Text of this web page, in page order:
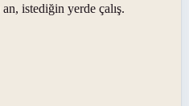
istediğin yerde çalış.